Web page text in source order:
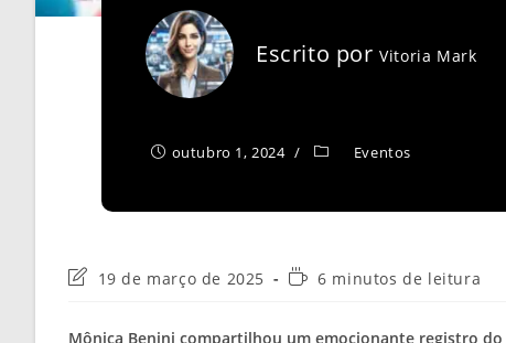
Escrito porVitoria Mark
outubro 1, 2024 Eventos
Última19 de março de 2025
Tempo6 minutos de leitura
Mônica Benini compartilhou um emocionante registro